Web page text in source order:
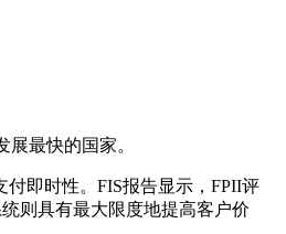
最快的国家。
即时性。FIS报告显示，FPII评
则具有最大限度地提高客户价